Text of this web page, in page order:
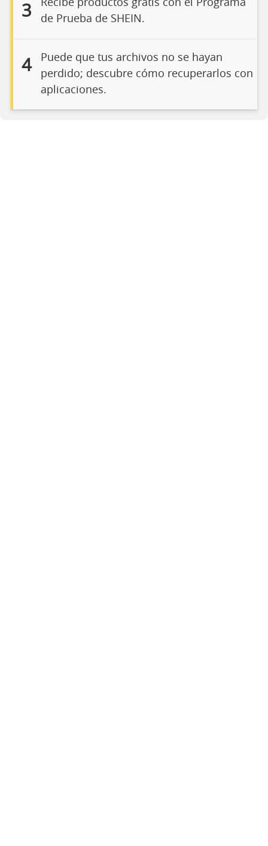
3
Recibe productos gratis con el Programa
de Prueba de SHEIN.
4
Puede que tus archivos no se hayan
perdido; descubre cómo recuperarlos con
aplicaciones.